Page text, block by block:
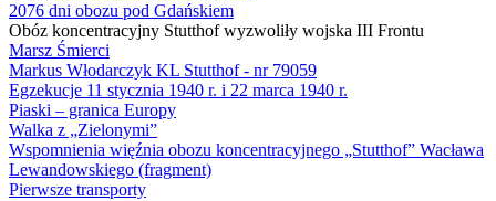
2076 dni obozu pod Gdańskiem
Obóz koncentracyjny Stutthof wyzwoliły wojska III Frontu
Marsz Śmierci
Markus Włodarczyk KL Stutthof - nr 79059
Egzekucje 11 stycznia 1940 r. i 22 marca 1940 r.
Piaski – granica Europy
Walka z „Zielonymi”
Wspomnienia więźnia obozu koncentracyjnego „Stutthof” Wacława
Lewandowskiego (fragment)
Pierwsze transporty